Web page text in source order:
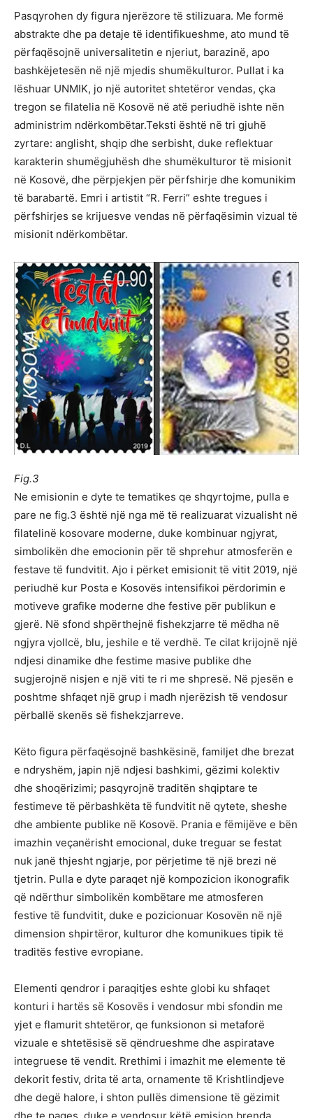
Pasqyrohen dy figura njerëzore të stilizuara. Me formë
abstrakte dhe pa detaje të identifikueshme, ato mund të
përfaqësojnë universalitetin e njeriut, barazinë, apo
bashkëjetesën në një mjedis shumëkulturor. Pullat i ka
lëshuar UNMIK, jo një autoritet shtetëror vendas, çka
tregon se filatelia në Kosovë në atë periudhë ishte nën
administrim ndërkombëtar.Teksti është në tri gjuhë
zyrtare: anglisht, shqip dhe serbisht, duke reflektuar
karakterin shumëgjuhësh dhe shumëkulturor të misionit
në Kosovë, dhe përpjekjen për përfshirje dhe komunikim
të barabartë. Emri i artistit “R. Ferri” eshte tregues i
përfshirjes se krijuesve vendas në përfaqësimin vizual të
misionit ndërkombëtar.
Fig.3
Ne emisionin e dyte te tematikes qe shqyrtojme, pulla e
pare ne fig.3 është një nga më të realizuarat vizualisht në
filatelinë kosovare moderne, duke kombinuar ngjyrat,
simbolikën dhe emocionin për të shprehur atmosferën e
festave të fundvitit. Ajo i përket emisionit të vitit 2019, një
periudhë kur Posta e Kosovës intensifikoi përdorimin e
motiveve grafike moderne dhe festive për publikun e
gjerë. Në sfond shpërthejnë fishekzjarre të mëdha në
ngjyra vjollcë, blu, jeshile e të verdhë. Te cilat krijojnë një
ndjesi dinamike dhe festime masive publike dhe
sugjerojnë nisjen e një viti te ri me shpresë. Në pjesën e
poshtme shfaqet një grup i madh njerëzish të vendosur
përballë skenës së fishekzjarreve.
Këto figura përfaqësojnë bashkësinë, familjet dhe brezat
e ndryshëm, japin një ndjesi bashkimi, gëzimi kolektiv
dhe shoqërizimi; pasqyrojnë traditën shqiptare te
festimeve të përbashkëta të fundvitit në qytete, sheshe
dhe ambiente publike në Kosovë. Prania e fëmijëve e bën
imazhin veçanërisht emocional, duke treguar se festat
nuk janë thjesht ngjarje, por përjetime të një brezi në
tjetrin. Pulla e dyte paraqet një kompozicion ikonografik
që ndërthur simbolikën kombëtare me atmosferen
festive të fundvitit, duke e pozicionuar Kosovën në një
dimension shpirtëror, kulturor dhe komunikues tipik të
traditës festive evropiane.
Elementi qendror i paraqitjes eshte globi ku shfaqet
konturi i hartës së Kosovës i vendosur mbi sfondin me
yjet e flamurit shtetëror, qe funksionon si metaforë
vizuale e shtetësisë së qëndrueshme dhe aspiratave
integruese të vendit. Rrethimi i imazhit me elemente të
dekorit festiv, drita të arta, ornamente të Krishtlindjeve
dhe degë halore, i shton pullës dimensione të gëzimit